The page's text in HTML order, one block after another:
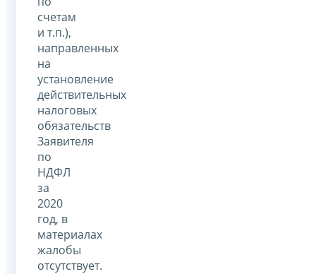
счетам
и т.п.),
направленных
на
установление
действительных
налоговых
обязательств
Заявителя
по
НДФЛ
за
2020
год, в
материалах
жалобы
отсутствует.